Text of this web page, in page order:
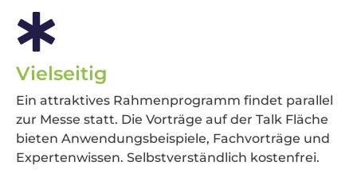
Vielseitig
Ein attraktives Rahmenprogramm findet parallel
zur Messe statt. Die Vorträge auf der Talk Fläche
bieten Anwendungsbeispiele, Fachvorträge und
Expertenwissen. Selbstverständlich kostenfrei.